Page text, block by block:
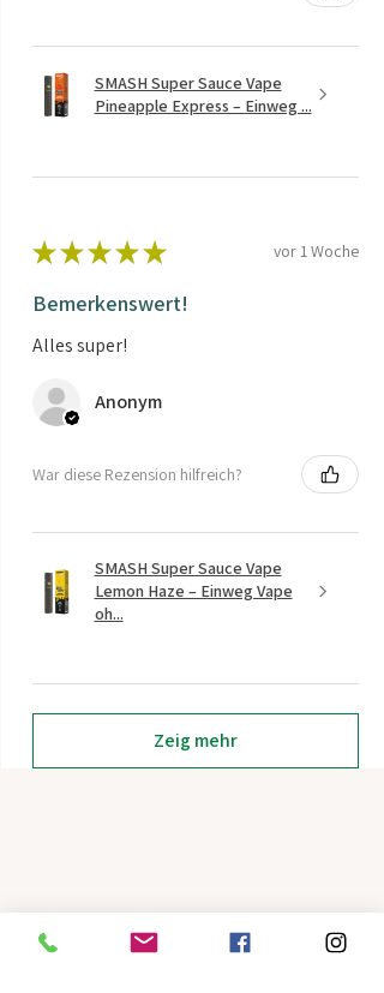
SMASH Super Sauce Vape
Pineapple Express – Einweg ...
★ ★ ★ ★ ★ vor 1 Woche
Bemerkenswert!
Alles super!
Anonym
War diese Rezension hilfreich?
SMASH Super Sauce Vape
Lemon Haze – Einweg Vape
oh...
Zeig mehr
Kunden kauften